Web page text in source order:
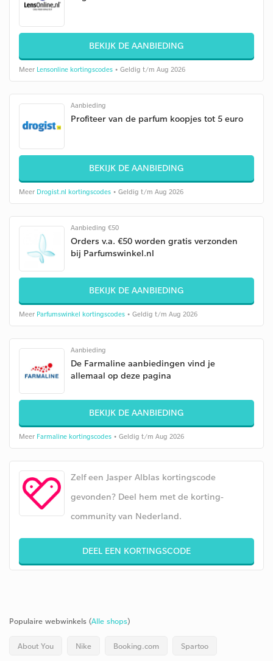
BEKIJK DE AANBIEDING
Meer Lensonline kortingscodes • Geldig t/m Aug 2026
Aanbieding
Profiteer van de parfum koopjes tot 5 euro
BEKIJK DE AANBIEDING
Meer Drogist.nl kortingscodes • Geldig t/m Aug 2026
Aanbieding €50
Orders v.a. €50 worden gratis verzonden
bij Parfumswinkel.nl
BEKIJK DE AANBIEDING
Meer Parfumswinkel kortingscodes • Geldig t/m Aug 2026
Aanbieding
De Farmaline aanbiedingen vind je
allemaal op deze pagina
BEKIJK DE AANBIEDING
Meer Farmaline kortingscodes • Geldig t/m Aug 2026
Zelf een Jasper Alblas kortingscode
gevonden? Deel hem met de korting-
community van Nederland.
DEEL EEN KORTINGSCODE
Populaire webwinkels (Alle shops)
About You Nike Booking.com Spartoo